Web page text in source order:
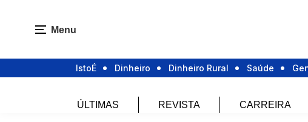
Menu
IstoÉ Dinheiro Dinheiro Rural Saúde
ÚLTIMAS REVISTA CARREIRA